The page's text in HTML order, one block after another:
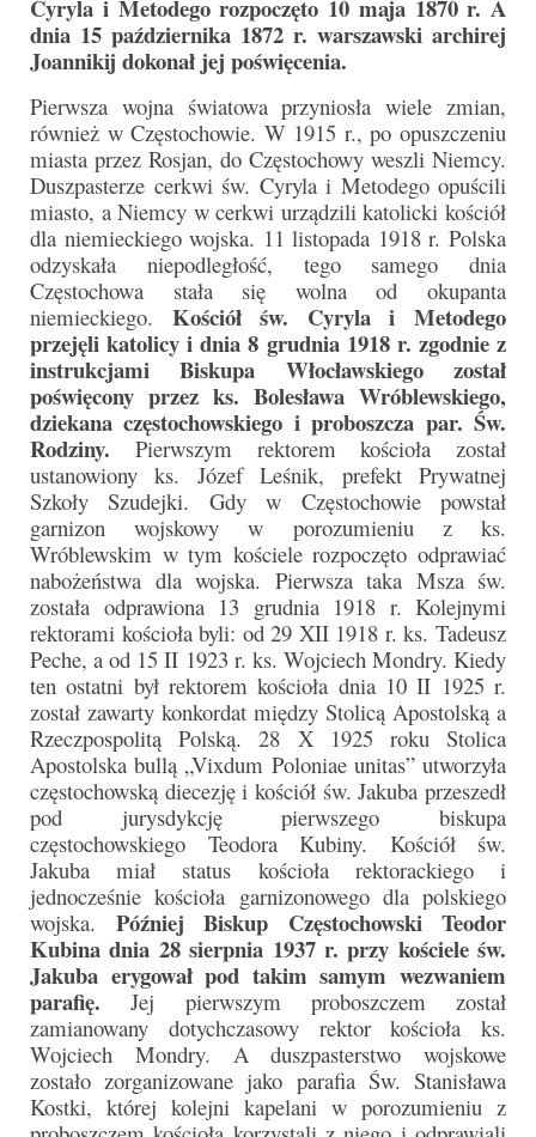
Galerie 2022
Pasterka 2022
Bierzmowanie 24.10.2022r.
Odpust 2022
Złoty Jubileusz
Pierwsza Komunia Św. – Gr 1
Pierwsza Komunia Św. – Gr 2
Galerie 2021
Pasterka 2021
Odpust 2021
Kościół Stacyjny Wielkiego Postu 2021
Pierwsza Komunia Święta
Pierwsza Komunia Święta – Grupa 1
Pierwsza Komunia Święta – Grupa 2
Pierwsza Komunia Święta – Grupa 3
Boże Ciało
Galerie 2020
Uroczystość Św. Jakuba Apostoła 2020
Wizytacja Kanoniczna 21.06.2020
Boże Ciało 2020
GODZINA ŚWIĘTA W ŚWIĘTO
MIŁOSIERDZIA BOŻEGO
Opłatek Wspólnot Parafialnych
Galerie 2019
Cyryla i Metodego rozpoczęto 10 maja 1870 r. A
dnia 15 października 1872 r. warszawski archirej
Joannikij dokonał jej poświęcenia.
Pierwsza wojna światowa przyniosła wiele zmian,
również w Częstochowie. W 1915 r., po opuszczeniu
miasta przez Rosjan, do Częstochowy weszli Niemcy.
Duszpasterze cerkwi św. Cyryla i Metodego opuścili
miasto, a Niemcy w cerkwi urządzili katolicki kościół
dla niemieckiego wojska. 11 listopada 1918 r. Polska
odzyskała niepodległość, tego samego dnia
Częstochowa stała się wolna od okupanta
niemieckiego. Kościół św. Cyryla i Metodego
przejęli katolicy i dnia 8 grudnia 1918 r. zgodnie z
instrukcjami Biskupa Włocławskiego został
poświęcony przez ks. Bolesława Wróblewskiego,
dziekana częstochowskiego i proboszcza par. Św.
Rodziny. Pierwszym rektorem kościoła został
ustanowiony ks. Józef Leśnik, prefekt Prywatnej
Szkoły Szudejki. Gdy w Częstochowie powstał
garnizon wojskowy w porozumieniu z ks.
Wróblewskim w tym kościele rozpoczęto odprawiać
nabożeństwa dla wojska. Pierwsza taka Msza św.
została odprawiona 13 grudnia 1918 r. Kolejnymi
rektorami kościoła byli: od 29 XII 1918 r. ks. Tadeusz
Peche, a od 15 II 1923 r. ks. Wojciech Mondry. Kiedy
ten ostatni był rektorem kościoła dnia 10 II 1925 r.
został zawarty konkordat między Stolicą Apostolską a
Rzeczpospolitą Polską. 28 X 1925 roku Stolica
Apostolska bullą „Vixdum Poloniae unitas” utworzyła
częstochowską diecezję i kościół św. Jakuba przeszedł
pod jurysdykcję pierwszego biskupa
częstochowskiego Teodora Kubiny. Kościół św.
Jakuba miał status kościoła rektorackiego i
jednocześnie kościoła garnizonowego dla polskiego
wojska. Później Biskup Częstochowski Teodor
Kubina dnia 28 sierpnia 1937 r. przy kościele św.
Jakuba erygował pod takim samym wezwaniem
parafię. Jej pierwszym proboszczem został
zamianowany dotychczasowy rektor kościoła ks.
Wojciech Mondry. A duszpasterstwo wojskowe
zostało zorganizowane jako parafia Św. Stanisława
Kostki, której kolejni kapelani w porozumieniu z